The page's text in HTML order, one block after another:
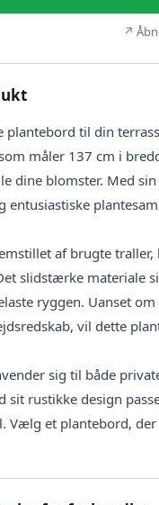
↗
plantebord til din
måler 137 cm i
dine blomster. Med
entusiastiske
af brugte
slidstærke materiale
ryggen. Uanset
vil dette
sig til både
sit rustikke design
Vælg et plantebord,